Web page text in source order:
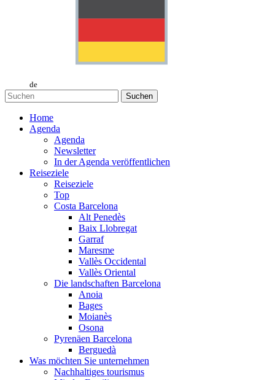
de
Suchen
Home
Agenda
Agenda
Newsletter
In der Agenda veröffentlichen
Reiseziele
Reiseziele
Top
Costa Barcelona
Alt Penedès
Baix Llobregat
Garraf
Maresme
Vallès Occidental
Vallès Oriental
Die landschaften Barcelona
Anoia
Bages
Moianès
Osona
Pyrenäen Barcelona
Berguedà
Was möchten Sie unternehmen
Nachhaltiges tourismus